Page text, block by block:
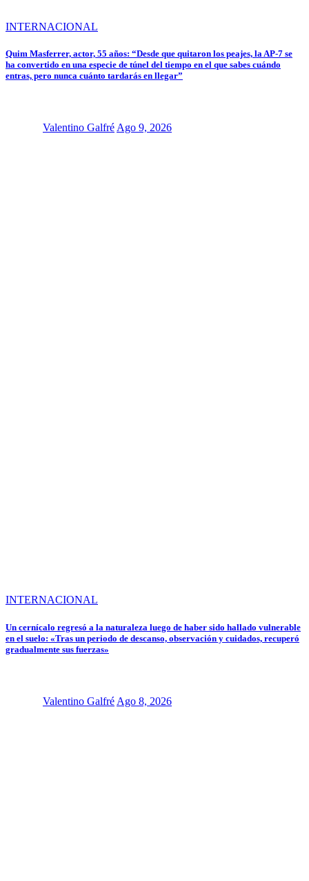
INTERNACIONAL
Quim Masferrer, actor, 55 años: “Desde que quitaron los peajes, la AP-7 se
ha convertido en una especie de túnel del tiempo en el que sabes cuándo
entras, pero nunca cuánto tardarás en llegar”
Valentino GalfréAgo 9, 2026
INTERNACIONAL
Un cernícalo regresó a la naturaleza luego de haber sido hallado vulnerable
en el suelo: «Tras un periodo de descanso, observación y cuidados, recuperó
gradualmente sus fuerzas»
Valentino Galfré Ago 8, 2026